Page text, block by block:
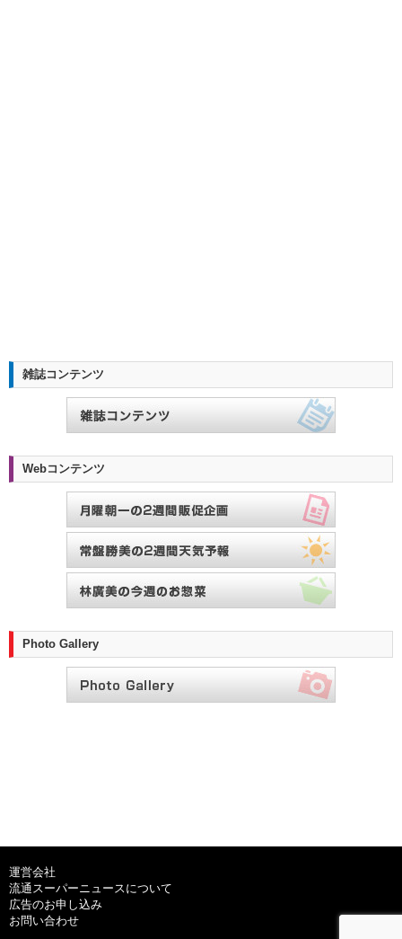
雑誌コンテンツ
Webコンテンツ
Photo Gallery
運営会社
流通スーパーニュースについて
広告のお申し込み
お問い合わせ